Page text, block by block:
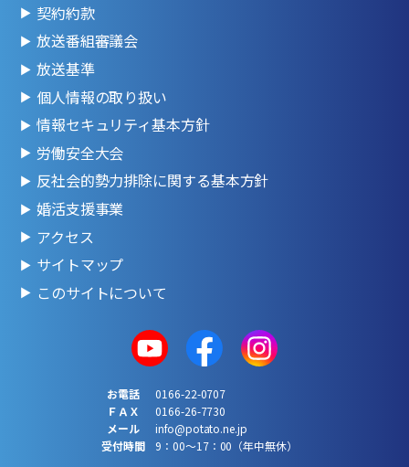
契約約款
放送番組審議会
放送基準
個人情報の取り扱い
情報セキュリティ基本方針
労働安全大会
反社会的勢力排除に関する基本方針
婚活支援事業
アクセス
サイトマップ
このサイトについて
お電話
0166-22-0707
ＦＡＸ
0166-26-7730
メール
info@potato.ne.jp
受付時間
9：00～17：00（年中無休）